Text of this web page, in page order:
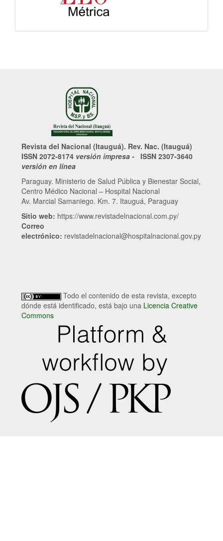
Revista del Nacional (Itauguá). Rev. Nac. (Itauguá)
ISSN 2072-8174 versión impresa - ISSN 2307-3640
versión en línea
Paraguay. Ministerio de Salud Pública y Bienestar Social,
Centro Médico Nacional – Hospital Nacional
Av. Marcial Samaniego. Km. 7. Itauguá, Paraguay
Sitio web: https://www.revistadelnacional.com.py/
Correo
electrónico: revistadelnacional@hospitalnacional.gov.py
Todo el contenido de esta revista, excepto
dónde está identificado, está bajo una Licencia Creative
Commons